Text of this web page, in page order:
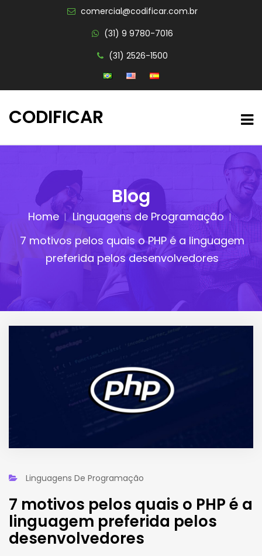
comercial@codificar.com.br
(31) 9 9780-7016
(31) 2526-1500
CODIFICAR
Blog
Home
Linguagens de Programação
7 motivos pelos quais o PHP é a linguagem
preferida pelos desenvolvedores
Linguagens De Programação
7 motivos pelos quais o PHP é a
linguagem preferida pelos
desenvolvedores